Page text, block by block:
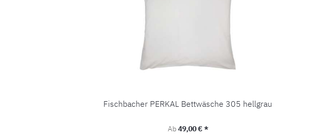
Fischbacher PERKAL Bettwäsche 305 hellgrau
Regulärer Preis:
Ab49,00 € *